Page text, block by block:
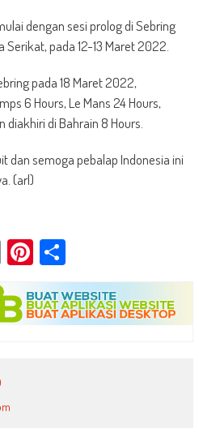
dengan sesi prolog di Sebring
pada 12-13 Maret 2022.
pada 18 Maret 2022,
6 Hours, Le Mans 24 Hours,
diakhiri di Bahrain 8 Hours.
dan semoga pebalap Indonesia ini
(arl)
Copy
Link
Pinterest
Share